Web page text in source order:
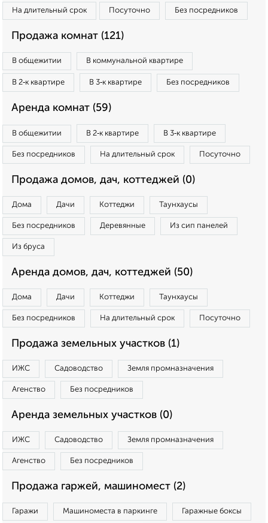
На длительный срок Посуточно Без посредников
Продажа комнат (121)
В общежитии В коммунальной квартире
В 2‑к квартире В 3‑к квартире Без посредников
Аренда комнат (59)
В общежитии В 2‑к квартире В 3‑к квартире
Без посредников На длительный срок Посуточно
Продажа домов, дач, коттеджей (0)
Дома Дачи Коттеджи Таунхаусы
Без посредников Деревянные Из сип панелей
Из бруса
Аренда домов, дач, коттеджей (50)
Дома Дачи Коттеджи Таунхаусы
Без посредников На длительный срок Посуточно
Продажа земельных участков (1)
ИЖС Садоводство Земля промназначения
Агенство Без посредников
Аренда земельных участков (0)
ИЖС Садоводство Земля промназначения
Агенство Без посредников
Продажа гаржей, машиномест (2)
Гаражи Машиноместа в паркинге Гаражные боксы